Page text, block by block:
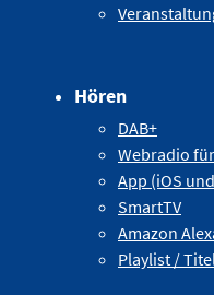
Hören
DAB+
Webradio
App (iOS
SmartTV
Amazon
Playlist /